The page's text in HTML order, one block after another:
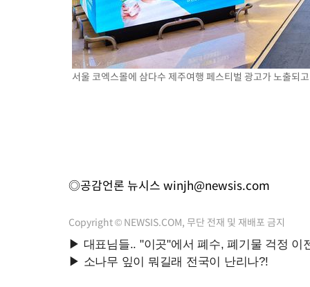
서울 코엑스몰에 삼다수 제주여행 페스티벌 광고가 노출되
◎공감언론 뉴시스 winjh@newsis.com
Copyright © NEWSIS.COM, 무단 전재 및 재배포 금지